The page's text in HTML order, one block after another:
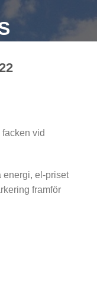
facken vid
energi, el-priset
framför